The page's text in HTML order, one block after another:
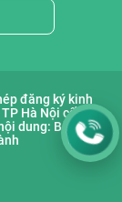
đăng ký kinh
Hà Nội cấp lần
dung: Bà